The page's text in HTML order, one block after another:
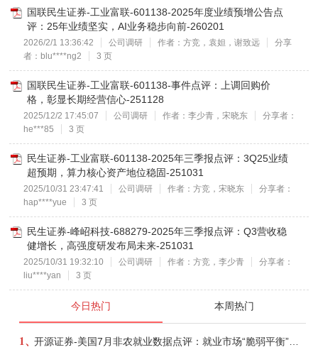
国联民生证券-工业富联-601138-2025年度业绩预增公告点
评：25年业绩坚实，AI业务稳步向前-260201
2026/2/1 13:36:42 公司调研 作者：方竞，袁妲，谢致远
分享
者：blu****ng2
3 页
国联民生证券-工业富联-601138-事件点评：上调回购价
格，彰显长期经营信心-251128
2025/12/2 17:45:07 公司调研 作者：李少青，宋晓东
分享者：
he***85
3 页
民生证券-工业富联-601138-2025年三季报点评：3Q25业绩
超预期，算力核心资产地位稳固-251031
2025/10/31 23:47:41 公司调研 作者：方竞，宋晓东
分享者：
hap****yue
3 页
民生证券-峰岹科技-688279-2025年三季报点评：Q3营收稳
健增长，高强度研发布局未来-251031
2025/10/31 19:32:10 公司调研 作者：方竞，李少青
分享者：
liu****yan
3 页
今日热门 本周热门
1、 开源证券-美国7月非农就业数据点评：就业市场“脆弱平衡”，美联储加息动力并不高-260808